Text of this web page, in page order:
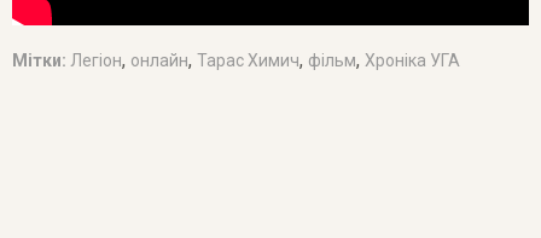
Мітки: Легіон, онлайн, Тарас Химич, фільм, Хроніка УГА